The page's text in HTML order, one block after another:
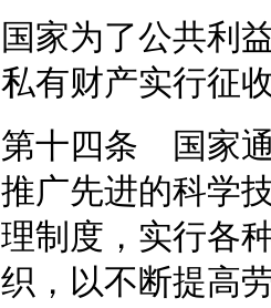
国家为了公共利
私有财产实行征
第十四条 国家
推广先进的科学
理制度，实行各
织，以不断提高